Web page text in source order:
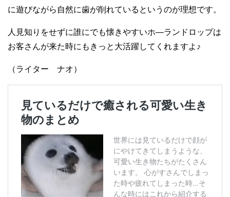
に遊びながら自然に歯が削れているというのが理想です。
人見知りをせずに誰にでも懐きやすいホ―ランドロップは
お客さんが来た時にもきっと大活躍してくれますよ♪
（ライター ナオ）